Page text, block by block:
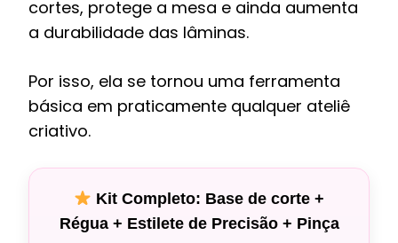
cortes, protege a mesa e ainda aumenta
a durabilidade das lâminas.
Por isso, ela se tornou uma ferramenta
básica em praticamente qualquer ateliê
criativo.
Kit Completo: Base de corte +
Régua + Estilete de Precisão + Pinça